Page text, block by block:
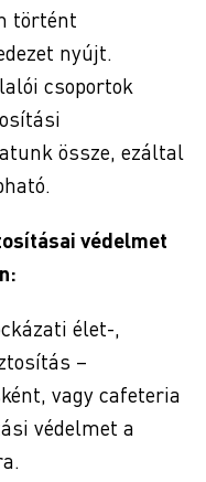
történt
nyújt.
csoportok
össze, ezáltal
védelmet
élet-,
–
vagy cafeteria
védelmet a